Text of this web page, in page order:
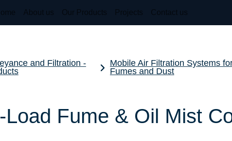
About us Our Products Projects Contact us
and Filtration -
Mobile Air Filtration Systems
Fumes and Dust
Fume & Oil Mist